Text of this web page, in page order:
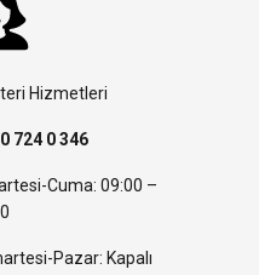
Hizmetleri
724 0 346
Cuma: 09:00 –
Pazar: Kapalı